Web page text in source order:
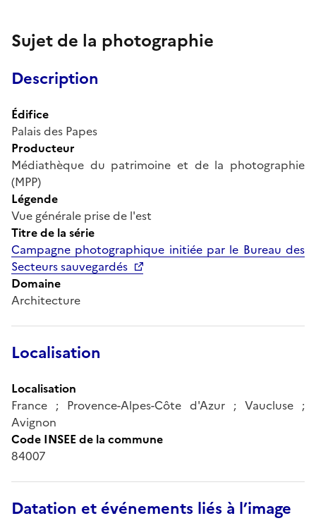
Sujet de la photographie
Description
Édifice
Palais des Papes
Producteur
Médiathèque du patrimoine et de la photographie
(MPP)
Légende
Vue générale prise de l'est
Titre de la série
Campagne photographique initiée par le Bureau des
Secteurs sauvegardés
Domaine
Architecture
Localisation
Localisation
France ; Provence-Alpes-Côte d'Azur ; Vaucluse ;
Avignon
Code INSEE de la commune
84007
Datation et événements liés à l’image